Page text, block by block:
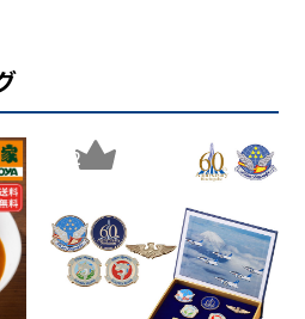
を抑え込んでしまいます。そこ
よる卓越した技術と経験をもと
ザインを開発しました。
、大きなユーカリの葉をモチー
キルトによって中わたをしっか
にしたのが「TAKEUCHIキル
カリなど広葉樹の木材パルプで
2